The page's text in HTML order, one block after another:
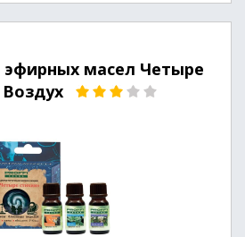
эфирных масел Четыре